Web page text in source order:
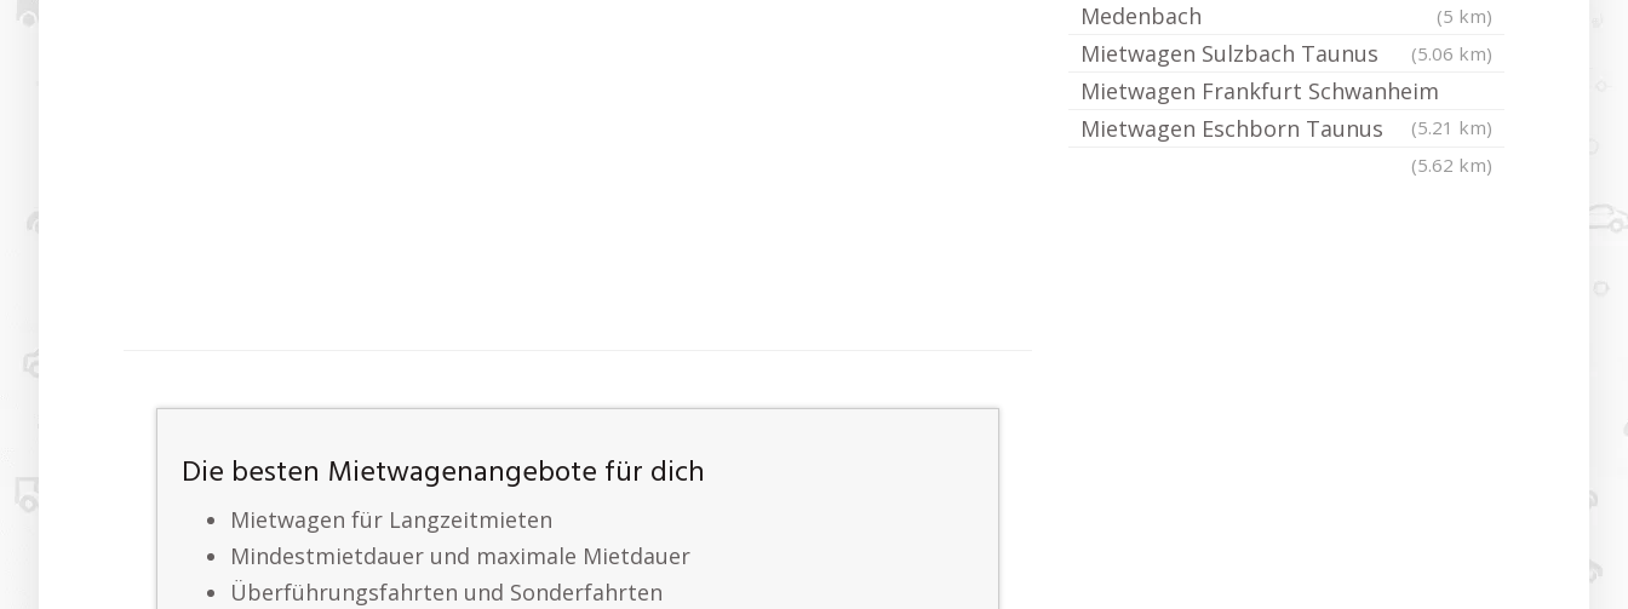
Die besten Mietwagenangebote für dich
Mietwagen für Langzeitmieten
Mindestmietdauer und maximale Mietdauer
Überführungsfahrten und Sonderfahrten
Medenbach
(5 km)
Mietwagen Sulzbach Taunus (5.06 km)
Mietwagen Frankfurt Schwanheim
(5.21 km)
Mietwagen Eschborn Taunus
(5.62 km)